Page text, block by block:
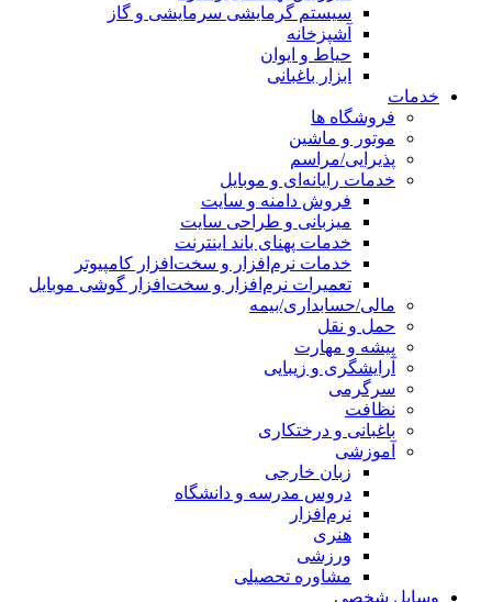
سیستم گرمایشی سرمایشی و گاز
آشپزخانه
حیاط و ایوان
ابزار باغبانی
خدمات
فروشگاه ها
موتور و ماشین
پذیرایی/مراسم
خدمات رایانه‌ای و موبایل
فروش دامنه و سایت
میزبانی و طراحی سایت
خدمات پهنای باند اینترنت
خدمات نرم‌افزار و سخت‌افزار کامپیوتر
تعمیرات نرم‌افزار و سخت‌افزار گوشی موبایل
مالی/حسابداری/بیمه
حمل و نقل
پیشه و مهارت
آرایشگری و زیبایی
سرگرمی
نظافت
باغبانی و درختکاری
آموزشی
زبان خارجی
دروس مدرسه و دانشگاه
نرم‌افزار
هنری
ورزشی
مشاوره تحصیلی
وسایل شخصی